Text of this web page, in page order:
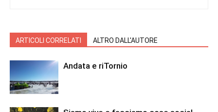
ARTICOLI CORRELATI ALTRO DALL'AUTORE
Andata e riTornio